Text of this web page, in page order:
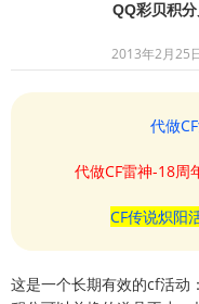
QQ彩贝积
2013年2月25
代做
代做CF雷神-18周
CF传说炽阳
这是一个长期有效的cf活动：